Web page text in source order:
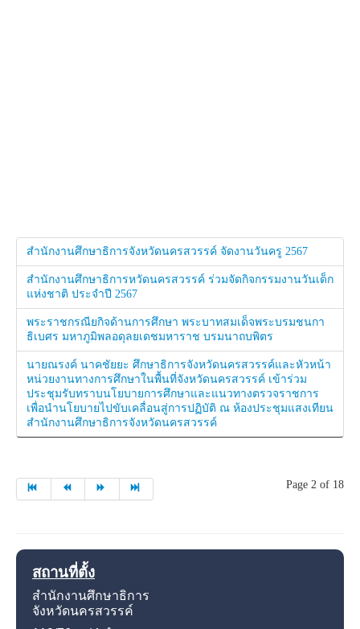
สำนักงานศึกษาธิการจังหวัดนครสวรรค์ จัดงานวันครู 2567
สำนักงานศึกษาธิการหวัดนครสวรรค์ ร่วมจัดกิจกรรมงานวันเด็ก
แห่งชาติ ประจำปี 2567
พระราชกรณียกิจด้านการศึกษา พระบาทสมเด็จพระบรมชนกา
ธิเบศร มหาภูมิพลอดุลยเดชมหาราช บรมนาถบพิตร
นายณรงค์ นาคชัยยะ ศึกษาธิการจังหวัดนครสวรรค์และหัวหน้า
หน่วยงานทางการศึกษาในพื้นที่จังหวัดนครสวรรค์ เข้าร่วม
ประชุมรับทราบนโยบายการศึกษาและแนวทางตรวจราชการ
เพื่อนำนโยบายไปขับเคลื่อนสู่การปฏิบัติ ณ ห้องประชุมแสงเทียน
สำนักงานศึกษาธิการจังหวัดนครสวรรค์
Page 2 of 18
สถานที่ตั้ง
สำนักงานศึกษาธิการ
จังหวัดนครสวรรค์